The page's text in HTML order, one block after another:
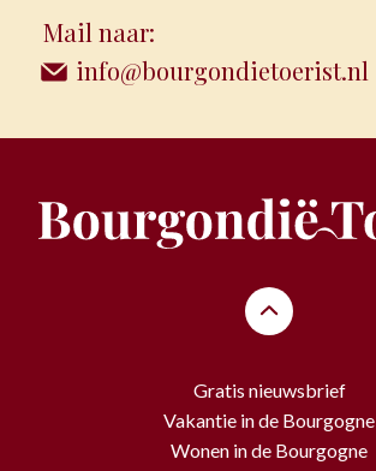
Mail naar:
info@bourgondietoerist.nl
Gratis nieuwsbrief
Vakantie in de Bourgogne
Wonen in de Bourgogne